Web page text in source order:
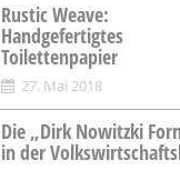
Rustic Weave:
Handgefertigtes
Toilettenpapier
27. Mai 2018
Die „Dirk Nowitzki
in der